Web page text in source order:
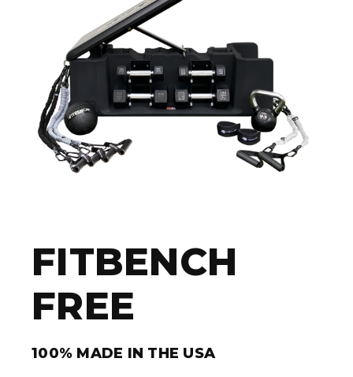
FITBENCH
FREE
100% MADE IN THE USA